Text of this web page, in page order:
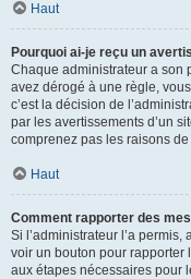
Haut
Pourquoi ai-je reçu un
Chaque administrateur a son
avez dérogé à une règle,
c’est la décision de
par les avertissements d’un
comprenez pas les raisons
Haut
Comment rapporter des
Si l’administrateur l’a
voir un bouton pour rapporter
aux étapes nécessaires pour